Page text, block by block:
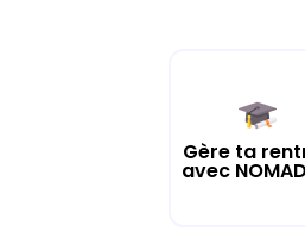
Gère ta
avec